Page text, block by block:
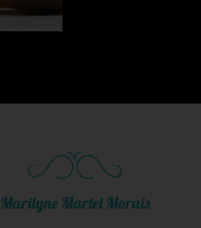
Marilyne Martel Morais